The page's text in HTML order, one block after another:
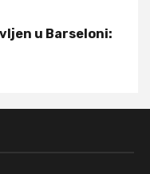
u Barseloni: